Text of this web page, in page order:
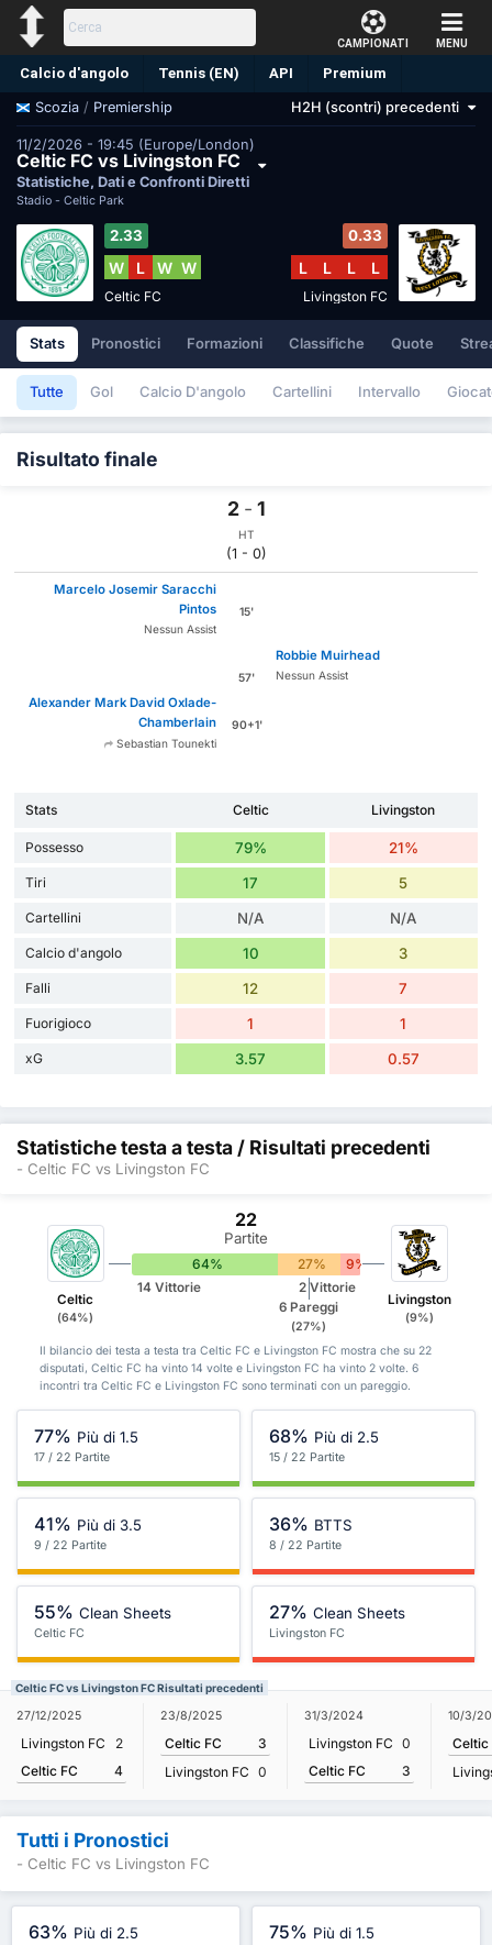
CAMPIONATI MENU
Calcio d'angolo Tennis (EN) API Premium
Pronostico
Scozia / Premiership H2H (scontri) precedenti
11/2/2026 - 19:45 (Europe/London)
Celtic FC vs Livingston FC
Statistiche, Dati e Confronti Diretti
Stadio - Celtic Park
2.33
W L W W
Celtic FC
0.33
L L L L
Livingston FC
Stats Pronostici Formazioni Classifiche Quote
Tutte Gol Calcio D'angolo Cartellini Intervallo
Risultato finale
2 - 1
HT
(1 - 0)
Marcelo Josemir Saracchi
Pintos
Nessun Assist
15'
57'
Robbie Muirhead
Nessun Assist
Alexander Mark David Oxlade-
Chamberlain
Sebastian Tounekti
90+1'
Stats Celtic Livingston
Possesso 79% 21%
Tiri 17 5
Cartellini N/A N/A
Calcio d'angolo 10 3
Falli 12 7
Fuorigioco 1 1
xG 3.57 0.57
Statistiche testa a testa / Risultati precedenti
- Celtic FC vs Livingston FC
Celtic
(64%)
22
Partite
64% 27% 9%
14 Vittorie
6 Pareggi
(27%)
2 Vittorie
Livingston
(9%)
Il bilancio dei testa a testa tra Celtic FC e Livingston FC mostra che su 22
disputati, Celtic FC ha vinto 14 volte e Livingston FC ha vinto 2 volte. 6
incontri tra Celtic FC e Livingston FC sono terminati con un pareggio.
77% Più di 1.5
17 / 22 Partite
68% Più di 2.5
15 / 22 Partite
41% Più di 3.5
9 / 22 Partite
36% BTTS
8 / 22 Partite
55% Clean Sheets
Celtic FC
27% Clean Sheets
Livingston FC
Celtic FC vs Livingston FC Risultati precedenti
27/12/2025
Livingston FC
2
Celtic FC
4
23/8/2025
Celtic FC
3
Livingston FC 0
31/3/2024
Livingston FC 0
Celtic FC
3
10/3/
Celtic
Tutti i Pronostici
- Celtic FC vs Livingston FC
63% Più di 2.5 75% Più di 1.5